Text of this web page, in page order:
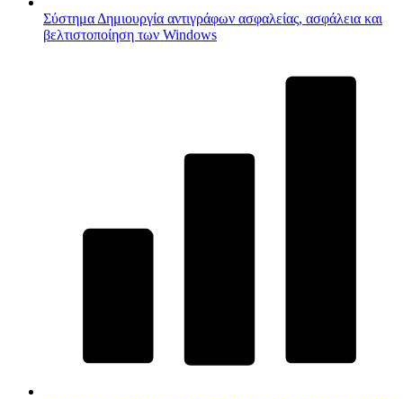
Σύστημα Δημιουργία αντιγράφων ασφαλείας, ασφάλεια και
βελτιστοποίηση των Windows